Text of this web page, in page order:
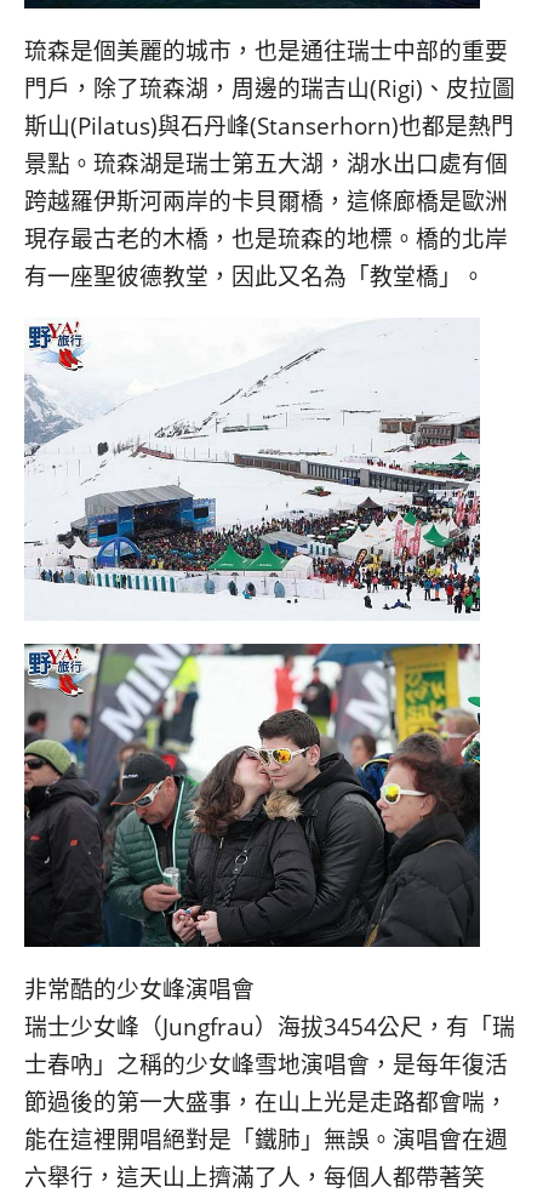
琉森是個美麗的城市，也是通往瑞士中部的重要
門戶，除了琉森湖，周邊的瑞吉山(Rigi)、皮拉圖
斯山(Pilatus)與石丹峰(Stanserhorn)也都是熱門
景點。琉森湖是瑞士第五大湖，湖水出口處有個
跨越羅伊斯河兩岸的卡貝爾橋，這條廊橋是歐洲
現存最古老的木橋，也是琉森的地標。橋的北岸
有一座聖彼德教堂，因此又名為「教堂橋」。
非常酷的少女峰演唱會
瑞士少女峰（Jungfrau）海拔3454公尺，有「瑞
士春吶」之稱的少女峰雪地演唱會，是每年復活
節過後的第一大盛事，在山上光是走路都會喘，
能在這裡開唱絕對是「鐵肺」無誤。演唱會在週
六舉行，這天山上擠滿了人，每個人都帶著笑